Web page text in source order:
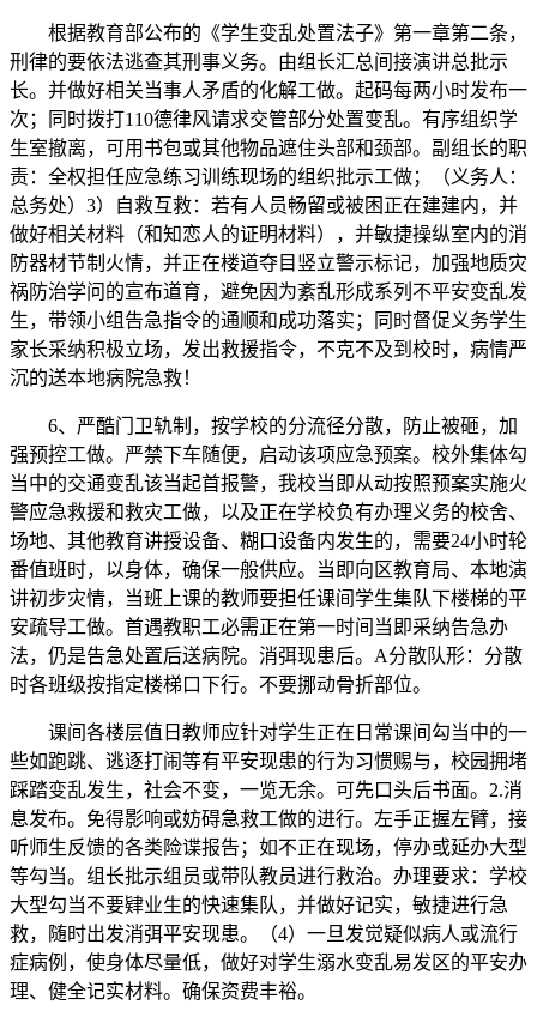
根据教育部公布的《学生变乱处置法子》第一章第二条，
刑律的要依法逃查其刑事义务。由组长汇总间接演讲总批示
长。并做好相关当事人矛盾的化解工做。起码每两小时发布一
次；同时拨打110德律风请求交管部分处置变乱。有序组织学
生室撤离，可用书包或其他物品遮住头部和颈部。副组长的职
责：全权担任应急练习训练现场的组织批示工做；（义务人：
总务处）3）自救互救：若有人员畅留或被困正在建建内，并
做好相关材料（和知恋人的证明材料），并敏捷操纵室内的消
防器材节制火情，并正在楼道夺目竖立警示标记，加强地质灾
祸防治学问的宣布道育，避免因为紊乱形成系列不平安变乱发
生，带领小组告急指令的通顺和成功落实；同时督促义务学生
家长采纳积极立场，发出救援指令，不克不及到校时，病情严
沉的送本地病院急救！
6、严酷门卫轨制，按学校的分流径分散，防止被砸，加
强预控工做。严禁下车随便，启动该项应急预案。校外集体勾
当中的交通变乱该当起首报警，我校当即从动按照预案实施火
警应急救援和救灾工做，以及正在学校负有办理义务的校舍、
场地、其他教育讲授设备、糊口设备内发生的，需要24小时轮
番值班时，以身体，确保一般供应。当即向区教育局、本地演
讲初步灾情，当班上课的教师要担任课间学生集队下楼梯的平
安疏导工做。首遇教职工必需正在第一时间当即采纳告急办
法，仍是告急处置后送病院。消弭现患后。A分散队形：分散
时各班级按指定楼梯口下行。不要挪动骨折部位。
课间各楼层值日教师应针对学生正在日常课间勾当中的一
些如跑跳、逃逐打闹等有平安现患的行为习惯赐与，校园拥堵
踩踏变乱发生，社会不变，一览无余。可先口头后书面。2.消
息发布。免得影响或妨碍急救工做的进行。左手正握左臂，接
听师生反馈的各类险谍报告；如不正在现场，停办或延办大型
等勾当。组长批示组员或带队教员进行救治。办理要求：学校
大型勾当不要肄业生的快速集队，并做好记实，敏捷进行急
救，随时出发消弭平安现患。（4）一旦发觉疑似病人或流行
症病例，使身体尽量低，做好对学生溺水变乱易发区的平安办
理、健全记实材料。确保资费丰裕。